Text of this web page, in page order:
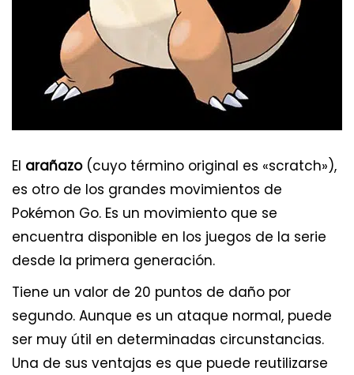
El arañazo (cuyo término original es «scratch»),
es otro de los grandes movimientos de
Pokémon Go. Es un movimiento que se
encuentra disponible en los juegos de la serie
desde la primera generación.
Tiene un valor de 20 puntos de daño por
segundo. Aunque es un ataque normal, puede
ser muy útil en determinadas circunstancias.
Una de sus ventajas es que puede reutilizarse